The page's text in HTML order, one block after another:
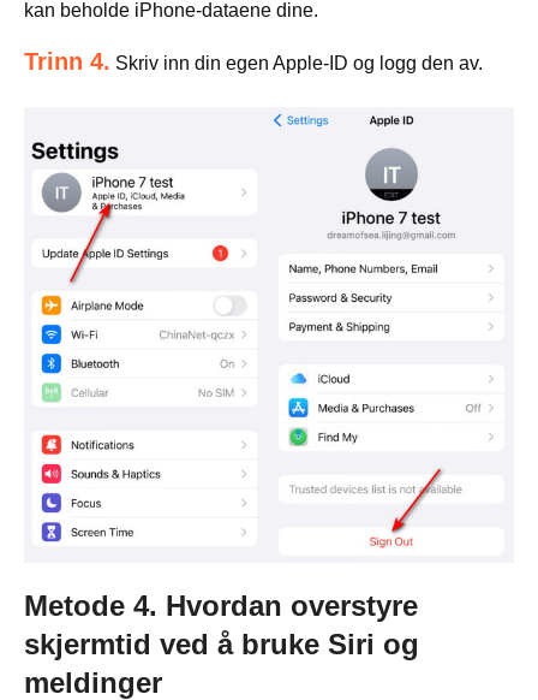
kan beholde iPhone-dataene dine.
Trinn 4. Skriv inn din egen Apple-ID og logg den av.
Metode 4. Hvordan overstyre
skjermtid ved å bruke Siri og
meldinger